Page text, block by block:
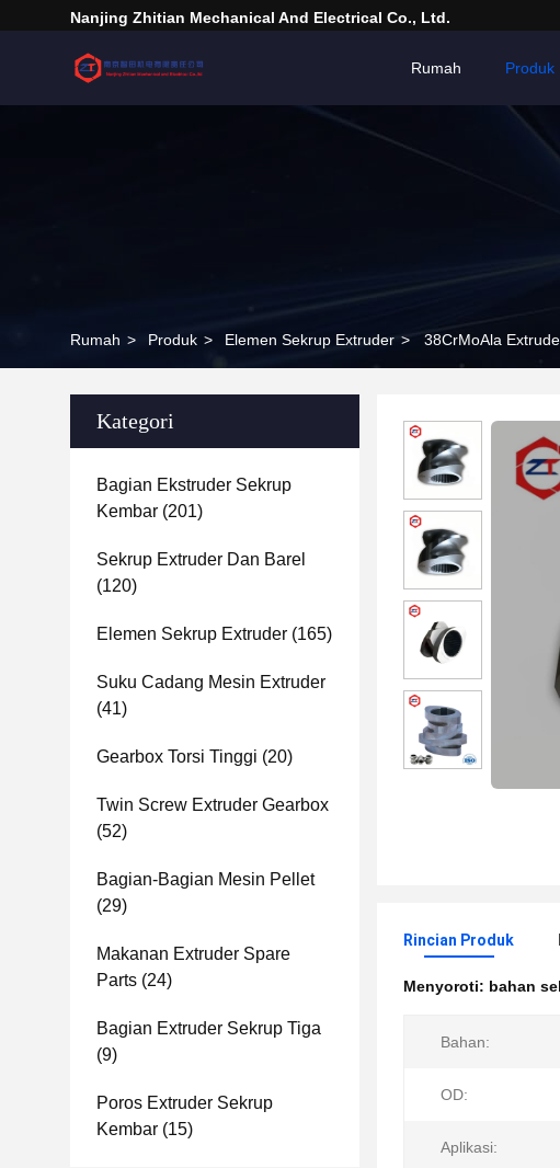
Nanjing Zhitian Mechanical And Electrical Co., Ltd.
Rumah Produk
Rumah > Produk > Elemen Sekrup Extruder > 38CrMoAla
Kategori
Bagian Ekstruder Sekrup
Kembar (201)
Sekrup Extruder Dan Barel
(120)
Elemen Sekrup Extruder (165)
Suku Cadang Mesin Extruder
(41)
Gearbox Torsi Tinggi (20)
Twin Screw Extruder Gearbox
(52)
Bagian-Bagian Mesin Pellet
(29)
Makanan Extruder Spare
Parts (24)
Bagian Extruder Sekrup Tiga
(9)
Poros Extruder Sekrup
Kembar (15)
Rincian Produk
Menyoroti: bahan
Bahan:
OD:
Aplikasi: